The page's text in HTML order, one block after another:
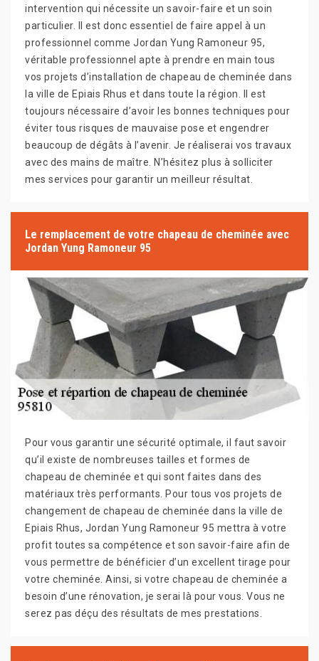
intervention qui nécessite un savoir-faire et un soin
particulier. Il est donc essentiel de faire appel à un
professionnel comme Jordan Yung Ramoneur 95,
véritable professionnel apte à prendre en main tous
vos projets d’installation de chapeau de cheminée dans
la ville de Epiais Rhus et dans toute la région. Il est
toujours nécessaire d’avoir les bonnes techniques pour
éviter tous risques de mauvaise pose et engendrer
beaucoup de dégâts à l’avenir. Je réaliserai vos travaux
avec des mains de maître. N’hésitez plus à solliciter
mes services pour garantir un meilleur résultat.
Le remplacement de votre chapeau de cheminée avec
Jordan Yung Ramoneur 95
Pour vous garantir une sécurité optimale, il faut savoir
qu’il existe de nombreuses tailles et formes de
chapeau de cheminée et qui sont faites dans des
matériaux très performants. Pour tous vos projets de
changement de chapeau de cheminée dans la ville de
Epiais Rhus, Jordan Yung Ramoneur 95 mettra à votre
profit toutes sa compétence et son savoir-faire afin de
vous permettre de bénéficier d’un excellent tirage pour
votre cheminée. Ainsi, si votre chapeau de cheminée a
besoin d’une rénovation, je serai là pour vous. Vous ne
serez pas déçu des résultats de mes prestations.